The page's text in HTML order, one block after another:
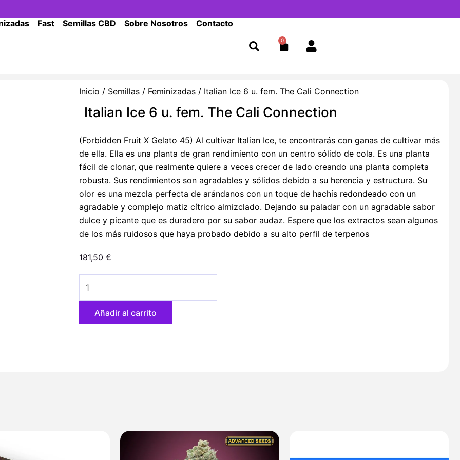
Fast Semillas CBD Sobre Nosotros Contacto
0
Cart
Inicio / Semillas/ Feminizadas/ Italian Ice 6 u. fem. The Cali Connection
Italian Ice 6 u. fem. The Cali Connection
(Forbidden Fruit X Gelato 45) Al cultivar Italian Ice, te encontrarás con ganas de cultivar más
de ella. Ella es una planta de gran rendimiento con un centro sólido de cola. Es una planta
fácil de clonar, que realmente quiere a veces crecer de lado creando una planta completa
robusta. Sus rendimientos son agradables y sólidos debido a su herencia y estructura. Su
olor es una mezcla perfecta de arándanos con un toque de hachís redondeado con un
agradable y complejo matiz cítrico almizclado. Dejando su paladar con un agradable sabor
dulce y picante que es duradero por su sabor audaz. Espere que los extractos sean algunos
de los más ruidosos que haya probado debido a su alto perfil de terpenos
181,50 €
Ice
Añadir al carrito
Rango
de